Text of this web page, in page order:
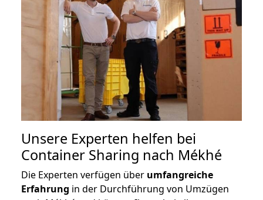
Unsere Experten helfen bei
Container Sharing nach Mékhé
Die Experten verfügen über umfangreiche
Erfahrung in der Durchführung von Umzügen